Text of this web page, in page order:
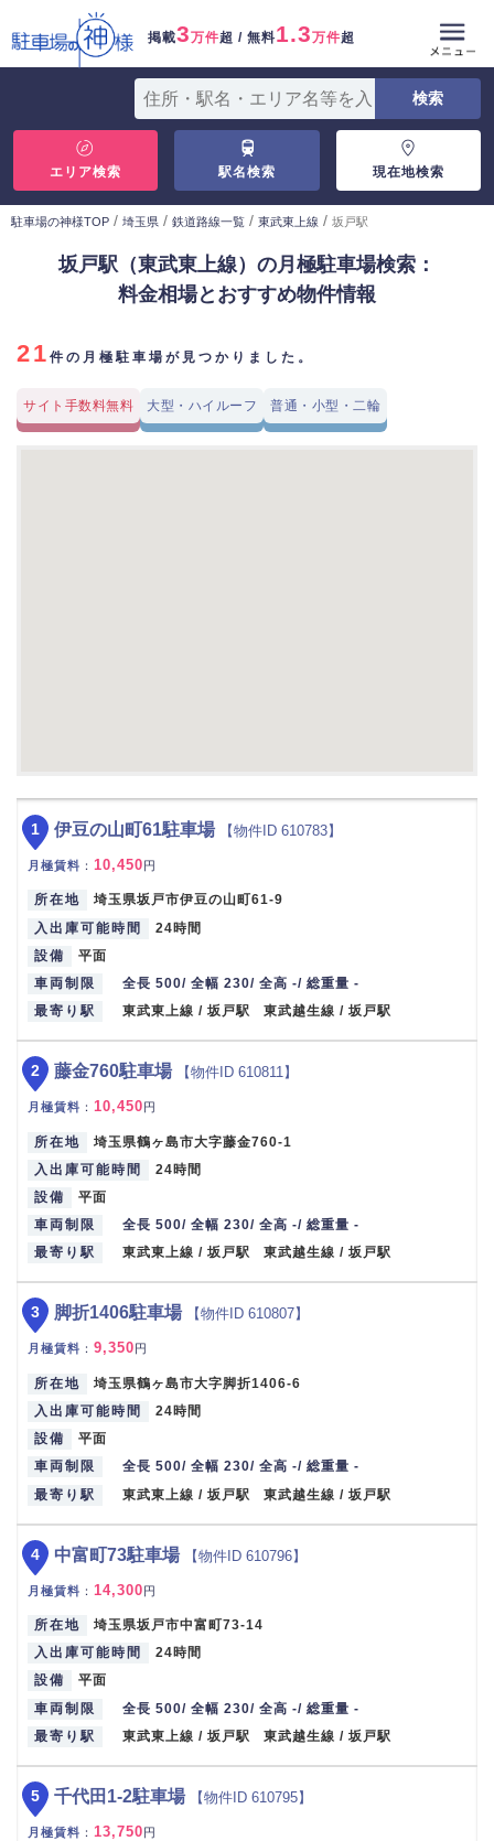
掲載3万件超 / 無料1.3万件超
エリア検索 駅名検索 現在地検索
駐車場の神様TOP / 埼玉県 / 鉄道路線一覧 / 東武東上線 / 坂戸駅
坂戸駅（東武東上線）の月極駐車場検索：
料金相場とおすすめ物件情報
21 件の月極駐車場が見つかりました。
サイト手数料無料 大型・ハイルーフ 普通・小型・二輪
伊豆の山町61駐車場 【物件ID 610783】
月極賃料 ： 10,450円
所在地
埼玉県坂戸市伊豆の山町61-9
入出庫可能時間
24時間
設備
平面
車両制限
全長 500/ 全幅 230/ 全高 -/ 総重量 -
最寄り駅
東武東上線 / 坂戸駅 東武越生線 / 坂戸駅
1
藤金760駐車場 【物件ID 610811】
月極賃料 ： 10,450 円
所在地
埼玉県鶴ヶ島市大字藤金760-1
入出庫可能時間
24時間
設備
平面
車両制限
全長 500/ 全幅 230/ 全高 -/ 総重量 -
最寄り駅
東武東上線 / 坂戸駅 東武越生線 / 坂戸駅
2
脚折1406駐車場 【物件ID 610807】
月極賃料 ： 9,350 円
所在地
埼玉県鶴ヶ島市大字脚折1406-6
入出庫可能時間
24時間
設備
平面
車両制限
全長 500/ 全幅 230/ 全高 -/ 総重量 -
最寄り駅
東武東上線 / 坂戸駅 東武越生線 / 坂戸駅
3
中富町73駐車場 【物件ID 610796】
月極賃料 ： 14,300円
所在地
埼玉県坂戸市中富町73-14
入出庫可能時間
24時間
設備
平面
車両制限
全長 500/ 全幅 230/ 全高 -/ 総重量 -
最寄り駅
東武東上線 / 坂戸駅 東武越生線 / 坂戸駅
4
千代田1-2駐車場 【物件ID 610795】
月極賃料 ： 13,750円
5